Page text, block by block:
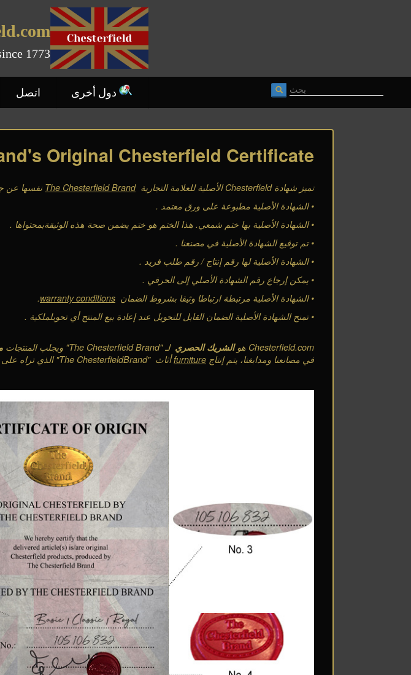
1773
اتصل دول أخرى
Original Chesterfield Certificate
تميز شهادة Chesterfield الأصلية للعلامة التجارية The Chesterfield Brand نفسها عن
•الشهادة الأصلية مطبوعة على ورق معتمد .
•الشهادة الأصلية بها ختم شمعي. هذا الختم هو ختم يضمن صحة هذه الوثيقةبمحتواها .
•تم توقيع الشهادة الأصلية في مصنعنا .
•الشهادة الأصلية لها رقم إنتاج / رقم طلب فريد .
• يمكن إرجاع رقم الشهادة الأصلي إلى الحرفي .
•الشهادة الأصلية مرتبطة ارتباطا وثيقا بشروط الضمان warranty conditions
.
•تمنح الشهادة الأصلية الضمان القابل للتحويل عند إعادة بيع المنتج أي تحويلملكية .
Chesterfield.com هوالشريك الحصري لـ "The Chesterfield Brand" ويجلب المنتجات
في مصانعنا ومدابغنا، يتم إنتاج furnitureأثاث"The ChesterfieldBrand" الذي تراه